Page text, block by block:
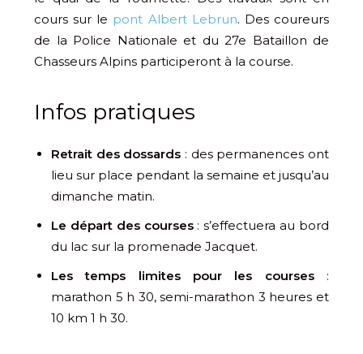
cours sur le pont Albert Lebrun. Des coureurs
de la Police Nationale et du 27e Bataillon de
Chasseurs Alpins participeront à la course.
Infos pratiques
Retrait des dossards : des permanences ont
lieu sur place pendant la semaine et jusqu’au
dimanche matin.
Le départ des courses: s’effectuera au bord
du lac sur la promenade Jacquet.
Les temps limites pour les courses:
marathon 5 h 30, semi-marathon 3 heures et
10 km 1 h 30.